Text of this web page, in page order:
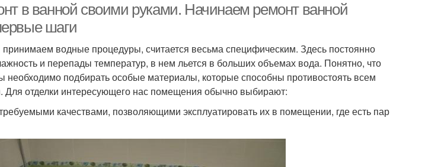
в ванной своими руками. Начинаем ремонт ванной
шаги
водные процедуры, считается весьма специфическим. Здесь постоянно
и перепады температур, в нем льется в больших объемах вода. Понятно, что
необходимо подбирать особые материалы, которые способны противостоять всем
Для отделки интересующего нас помещения обычно выбирают:
качествами, позволяющими эксплуатировать их в помещении, где есть пар